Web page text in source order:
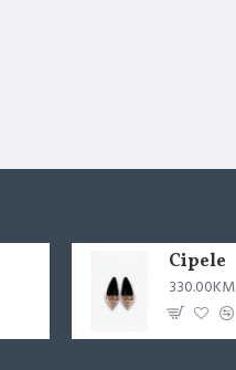
Cipele
330.00KM